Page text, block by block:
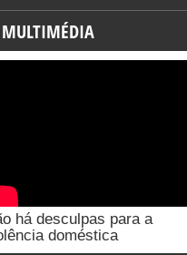
MULTIMÉDIA
há desculpas para a
doméstica